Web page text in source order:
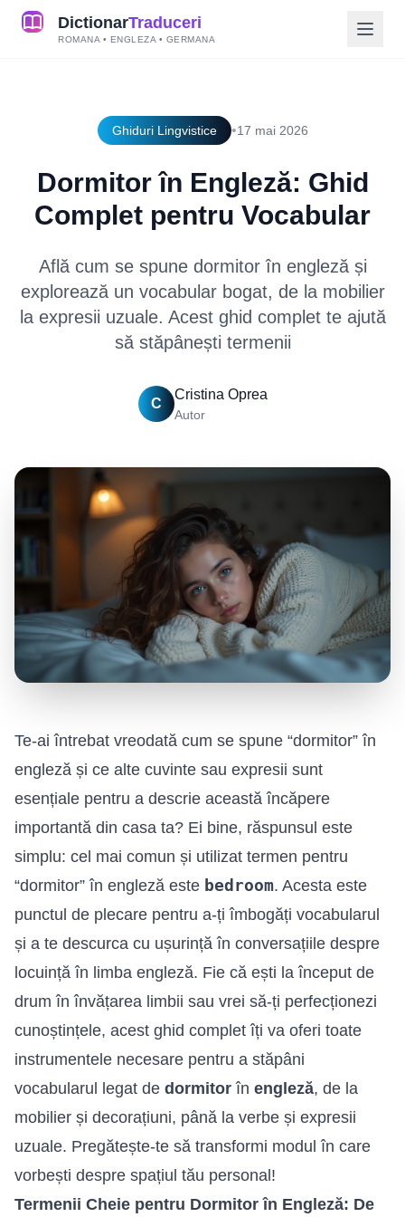
DictionarTraduceri
ROMANA • ENGLEZA • GERMANA
Ghiduri Lingvistice •17 mai 2026
Dormitor în Engleză: Ghid
Complet pentru Vocabular
Află cum se spune dormitor în engleză și
explorează un vocabular bogat, de la mobilier
la expresii uzuale. Acest ghid complet te ajută
să stăpânești termenii
C
Cristina Oprea
Autor
Te-ai întrebat vreodată cum se spune “dormitor” în
engleză și ce alte cuvinte sau expresii sunt
esențiale pentru a descrie această încăpere
importantă din casa ta? Ei bine, răspunsul este
simplu: cel mai comun și utilizat termen pentru
“dormitor” în engleză este bedroom. Acesta este
punctul de plecare pentru a-ți îmbogăți vocabularul
și a te descurca cu ușurință în conversațiile despre
locuință în limba engleză. Fie că ești la început de
drum în învățarea limbii sau vrei să-ți perfecționezi
cunoștințele, acest ghid complet îți va oferi toate
instrumentele necesare pentru a stăpâni
vocabularul legat de dormitor în engleză, de la
mobilier și decorațiuni, până la verbe și expresii
uzuale. Pregătește-te să transformi modul în care
vorbești despre spațiul tău personal!
Termenii Cheie pentru Dormitor în Engleză: De